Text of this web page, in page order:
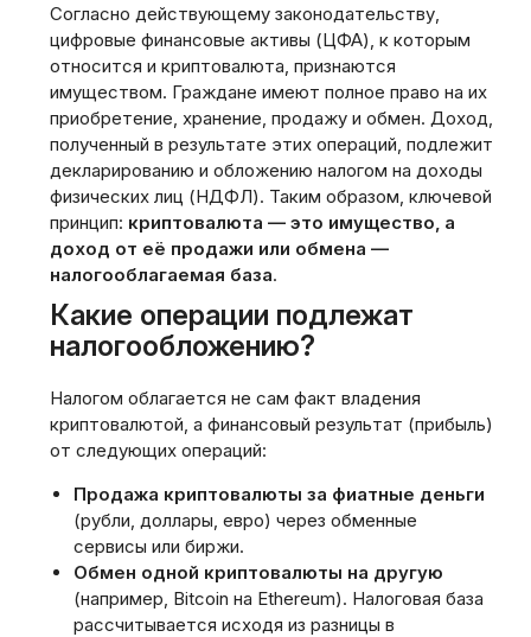
Согласно действующему законодательству‚
цифровые финансовые активы (ЦФА)‚ к которым
относится и криптовалюта‚ признаются
имуществом. Граждане имеют полное право на их
приобретение‚ хранение‚ продажу и обмен. Доход‚
полученный в результате этих операций‚ подлежит
декларированию и обложению налогом на доходы
физических лиц (НДФЛ). Таким образом‚ ключевой
принцип: криптовалюта — это имущество‚ а
доход от её продажи или обмена —
налогооблагаемая база.
Какие операции подлежат
налогообложению?
Налогом облагается не сам факт владения
криптовалютой‚ а финансовый результат (прибыль)
от следующих операций:
Продажа криптовалюты за фиатные деньги
(рубли‚ доллары‚ евро) через обменные
сервисы или биржи.
Обмен одной криптовалюты на другую
(например‚ Bitcoin на Ethereum). Налоговая база
рассчитывается исходя из разницы в